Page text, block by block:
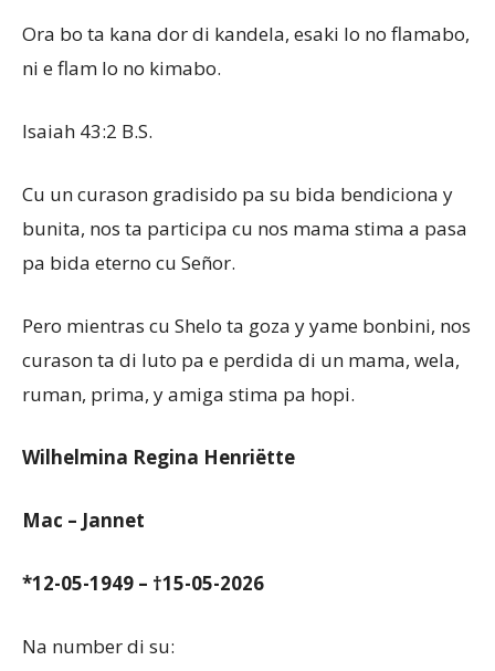
Ora bo ta kana dor di kandela, esaki lo no flamabo,
ni e flam lo no kimabo.
Isaiah 43:2 B.S.
Cu un curason gradisido pa su bida bendiciona y
bunita, nos ta participa cu nos mama stima a pasa
pa bida eterno cu Señor.
Pero mientras cu Shelo ta goza y yame bonbini, nos
curason ta di luto pa e perdida di un mama, wela,
ruman, prima, y amiga stima pa hopi.
Wilhelmina Regina Henriëtte
Mac – Jannet
*12-05-1949 – †15-05-2026
Na number di su: